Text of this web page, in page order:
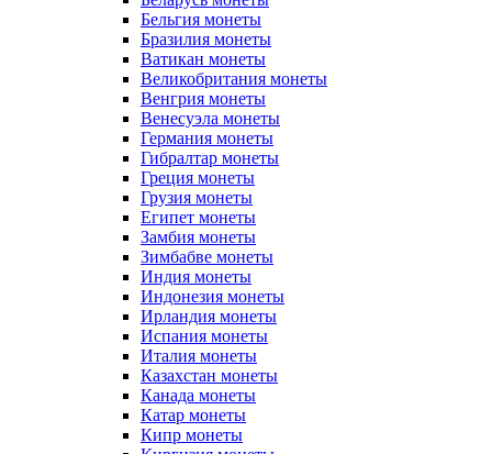
Бельгия монеты
Бразилия монеты
Ватикан монеты
Великобритания монеты
Венгрия монеты
Венесуэла монеты
Германия монеты
Гибралтар монеты
Греция монеты
Грузия монеты
Египет монеты
Замбия монеты
Зимбабве монеты
Индия монеты
Индонезия монеты
Ирландия монеты
Испания монеты
Италия монеты
Казахстан монеты
Канада монеты
Катар монеты
Кипр монеты